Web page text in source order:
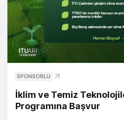
SPONSORLU
İklim ve Temiz
Programına Başvur